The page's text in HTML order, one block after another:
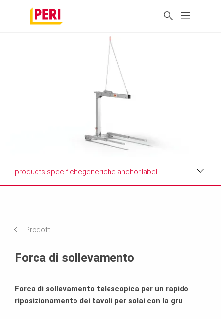
products.specifichegeneriche.anchor.label
Prodotti
Forca di sollevamento
Forca di sollevamento telescopica per un rapido
riposizionamento dei tavoli per solai con la gru